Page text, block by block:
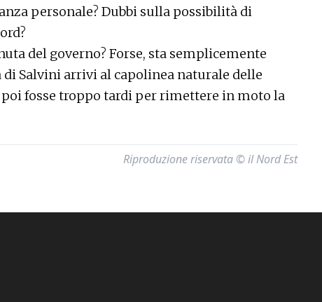
personale? Dubbi sulla possibilità di
del governo? Forse, sta semplicemente
di Salvini arrivi al capolinea naturale delle
poi fosse troppo tardi per rimettere in moto la
Riproduzione riservata © il Nord Est